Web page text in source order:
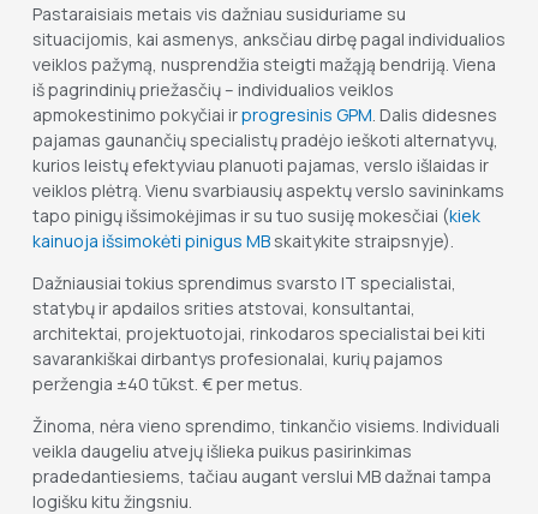
Pastaraisiais metais vis dažniau susiduriame su
situacijomis, kai asmenys, anksčiau dirbę pagal individualios
veiklos pažymą, nusprendžia steigti mažąją bendriją. Viena
iš pagrindinių priežasčių – individualios veiklos
apmokestinimo pokyčiai irprogresinis GPM . Dalis didesnes
pajamas gaunančių specialistų pradėjo ieškoti alternatyvų,
kurios leistų efektyviau planuoti pajamas, verslo išlaidas ir
veiklos plėtrą. Vienu svarbiausių aspektų verslo savininkams
tapo pinigų išsimokėjimas ir su tuo susiję mokesčiai (kiek
kainuoja išsimokėti pinigus MB skaitykite straipsnyje).
Dažniausiai tokius sprendimus svarsto IT specialistai,
statybų ir apdailos srities atstovai, konsultantai,
architektai, projektuotojai, rinkodaros specialistai bei kiti
savarankiškai dirbantys profesionalai, kurių pajamos
peržengia ±40 tūkst. € per metus.
Žinoma, nėra vieno sprendimo, tinkančio visiems. Individuali
veikla daugeliu atvejų išlieka puikus pasirinkimas
pradedantiesiems, tačiau augant verslui MB dažnai tampa
logišku kitu žingsniu.